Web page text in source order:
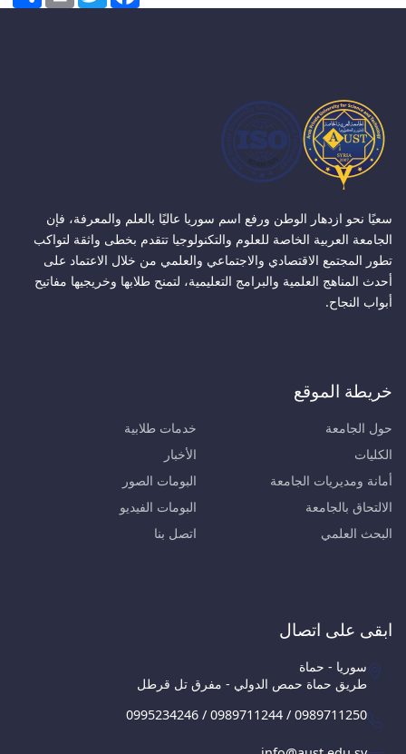
سعيًا نحو ازدهار الوطن ورفع اسم سوريا عاليًا بالعلم والمعرفة، فإن
الجامعة العربية الخاصة للعلوم والتكنولوجيا تتقدم بخطى واثقة لتواكب
تطور المجتمع الاقتصادي والاجتماعي والعلمي من خلال الاعتماد على
أحدث المناهج العلمية والبرامج التعليمية، لتمنح طلابها وخريجيها مفاتيح
أبواب النجاح.
خريطة الموقع
حول الجامعة
الكليات
أمانة ومديريات الجامعة
الالتحاق بالجامعة
البحث العلمي
خدمات طلابية
الأخبار
البومات الصور
البومات الفيديو
اتصل بنا
ابقى على اتصال
سوريا - حماة
طريق حماة حمص الدولي - مفرق تل قرطل
0995234246 / 0989711244 / 0989711250